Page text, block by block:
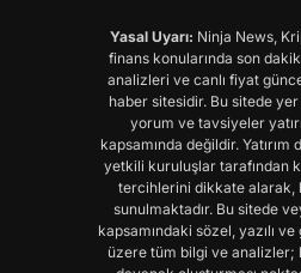
Yasal Uyarı: Ninja News,
finans konularında son
analizleri ve canlı fiyat
haber sitesidir. Bu sitede yer
yorum ve tavsiyeler
kapsamında değildir. Yatırım
yetkili kuruluşlar tarafından
tercihlerini dikkate alarak,
sunulmaktadır. Bu sitede
kapsamındaki sözel, yazılı
üzere tüm bilgi ve analizler;